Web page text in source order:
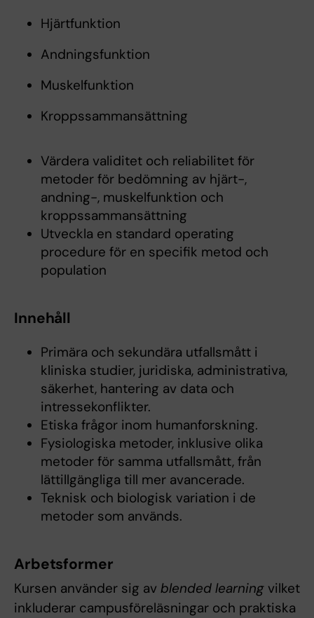
Hjärtfunktion
Andningsfunktion
Muskelfunktion
Kroppssammansättning
Värdera validitet och reliabilitet för
metoder för bedömning av hjärt-,
andning-, muskelfunktion och
kroppssammansättning
Utveckla en standard operating
procedure för en specifik metod och
population
Innehåll
Primära och sekundära utfallsmått i
kliniska studier, juridiska, administrativa,
säkerhet, hantering av data och
intressekonflikter.
Etiska frågor inom humanforskning.
Fysiologiska metoder, inklusive olika
metoder för samma utfallsmått, från
lättillgängliga till mer avancerade.
Teknisk och biologisk variation i de
metoder som används.
Arbetsformer
Kursen använder sig av blended learning vilket
inkluderar campusföreläsningar och praktiska